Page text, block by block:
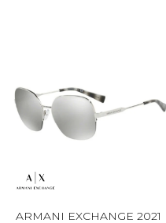
ARMANI EXCHANGE 2021